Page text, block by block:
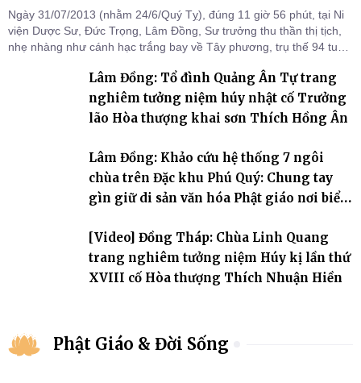
Ngày 31/07/2013 (nhằm 24/6/Quý Tỵ), đúng 11 giờ 56 phút, tại Ni
viện Dược Sư, Đức Trọng, Lâm Đồng, Sư trưởng thu thần thị tịch,
nhẹ nhàng như cánh hạc trắng bay về Tây phương, trụ thế 94 tuổi
Lâm Đồng: Tổ đình Quảng Ân Tự trang
nghiêm tưởng niệm húy nhật cố Trưởng
lão Hòa thượng khai sơn Thích Hồng Ân
Lâm Đồng: Khảo cứu hệ thống 7 ngôi
chùa trên Đặc khu Phú Quý: Chung tay
gìn giữ di sản văn hóa Phật giáo nơi biển
[Video] Đồng Tháp: Chùa Linh Quang
trang nghiêm tưởng niệm Húy kị lần thứ
XVIII cố Hòa thượng Thích Nhuận Hiền
Phật Giáo & Đời Sống